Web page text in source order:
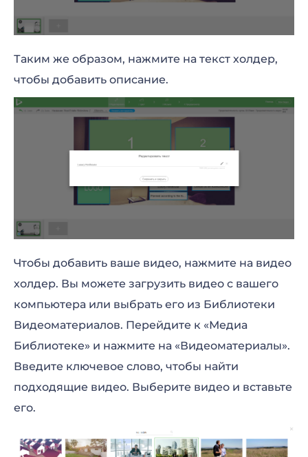
Таким же образом, нажмите на текст холдер,
чтобы добавить описание.
Чтобы добавить ваше видео, нажмите на видео
холдер. Вы можете загрузить видео с вашего
компьютера или выбрать его из Библиотеки
Видеоматериалов. Перейдите к «Медиа
Библиотеке» и нажмите на «Видеоматериалы».
Введите ключевое слово, чтобы найти
подходящие видео. Выберите видео и вставьте
его.